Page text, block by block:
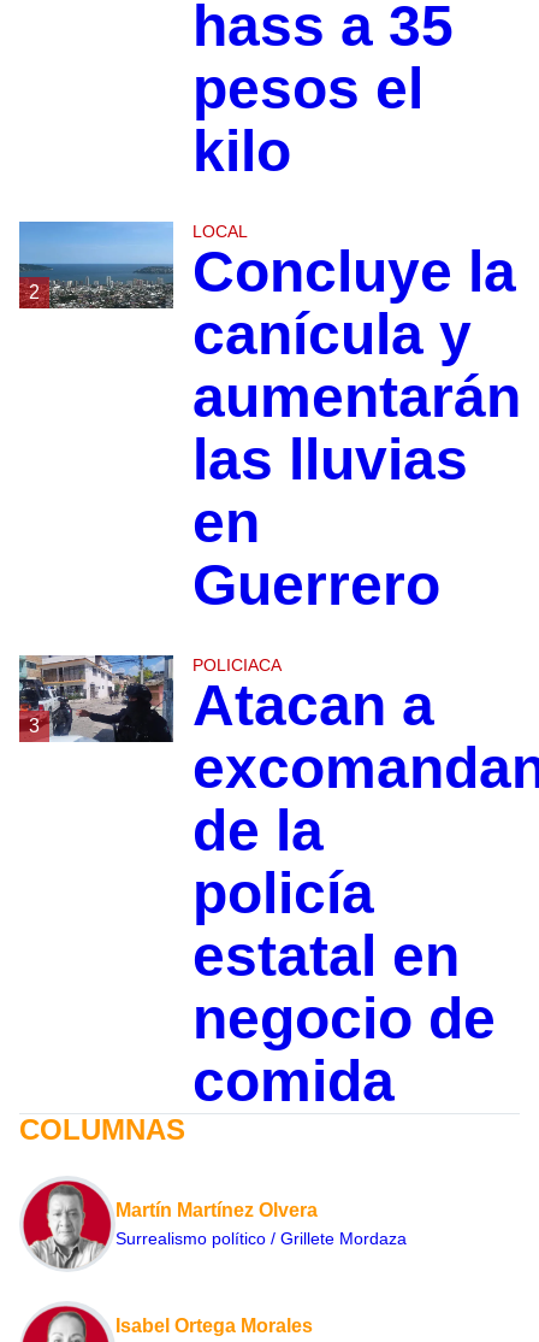
hass a 35
pesos el
kilo
2
LOCAL
Concluye la
canícula y
aumentarán
las lluvias
en
Guerrero
3
POLICIACA
Atacan a
de la
policía
estatal en
negocio de
comida
COLUMNAS
Martín Martínez Olvera
Surrealismo político / Grillete Mordaza
Isabel Ortega Morales